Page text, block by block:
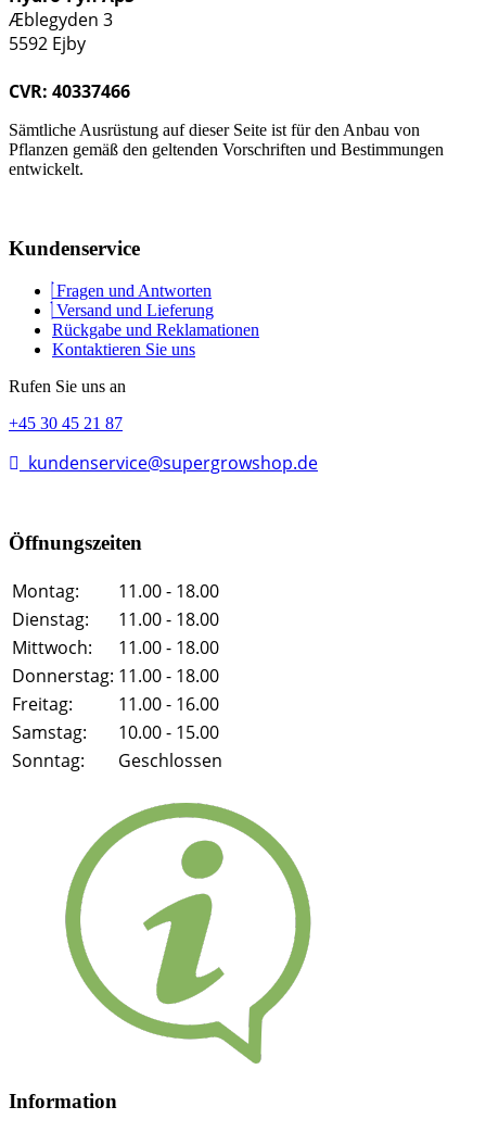
Æblegyden 3
5592 Ejby
CVR: 40337466
Sämtliche Ausrüstung auf dieser Seite ist für den Anbau von
Pflanzen gemäß den geltenden Vorschriften und Bestimmungen
entwickelt.
Kundenservice
Fragen und Antworten
Versand und Lieferung
Rückgabe und Reklamationen
Kontaktieren Sie uns
Rufen Sie uns an
+45 30 45 21 87
kundenservice@supergrowshop.de
Öffnungszeiten
Montag:
11.00 - 18.00
Dienstag:
11.00 - 18.00
Mittwoch:
11.00 - 18.00
Donnerstag: 11.00 - 18.00
Freitag:
11.00 - 16.00
Samstag:
10.00 - 15.00
Sonntag:
Geschlossen
Information